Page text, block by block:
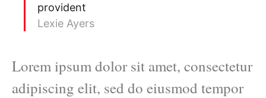
provident
Lexie Ayers
Lorem ipsum dolor sit amet, consectetur
adipiscing elit, sed do eiusmod tempor